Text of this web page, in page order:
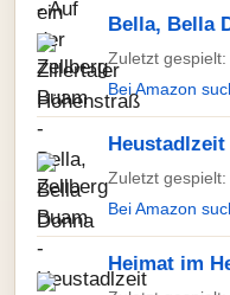
Bella, Bella
Zuletzt
Bei Amazon
Heustadlzeit
Zuletzt
Bei Amazon
Heimat im